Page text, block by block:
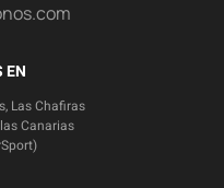
EN
Las Chafiras
Canarias